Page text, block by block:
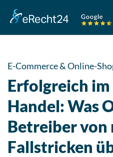
E-Commerce & Online-
Erfolgreich
Handel: Was
Betreiber
Fallstricken